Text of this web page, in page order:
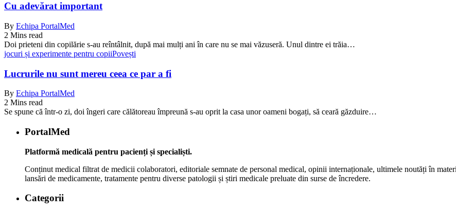
Cu adevărat important
By Echipa PortalMed
2 Mins read
Doi prieteni din copilărie s-au reîntâlnit, după mai mulți ani în care nu se mai văzuseră. Unul dintre ei trăia…
jocuri și experimente pentru copiiPovești
Lucrurile nu sunt mereu ceea ce par a fi
By Echipa PortalMed
2 Mins read
Se spune că într-o zi, doi îngeri care călătoreau împreună s-au oprit la casa unor oameni bogați, să ceară găzduire…
PortalMed
Platformă medicală pentru pacienți și specialiști.
Conținut medical filtrat de medicii colaboratori, editoriale semnate de personal medical, opinii internaționale, ultimele noutăți în
lansări de medicamente, tratamente pentru diverse patologii și știri medicale preluate din surse de încredere.
Categorii